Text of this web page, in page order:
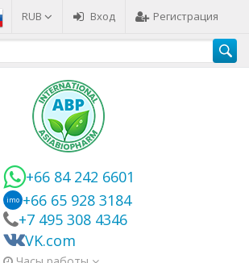
RUB Вход Регистрация
+66 84 242 6601
imo +66 65 928 3184
+7 495 308 4346
VK.com